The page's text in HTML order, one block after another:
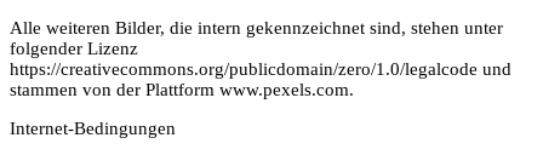
Alle weiteren Bilder, die intern gekennzeichnet sind, stehen unter
folgender Lizenz
https://creativecommons.org/publicdomain/zero/1.0/legalcode und
stammen von der Plattform www.pexels.com.
Internet-Bedingungen